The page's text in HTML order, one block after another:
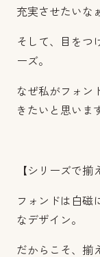
充実させたいな
そして、目をつ
ーズ。
なぜ私がフォン
きたいと思いま
【シリーズで揃
フォンドは白磁
なデザイン。
だからこそ、揃